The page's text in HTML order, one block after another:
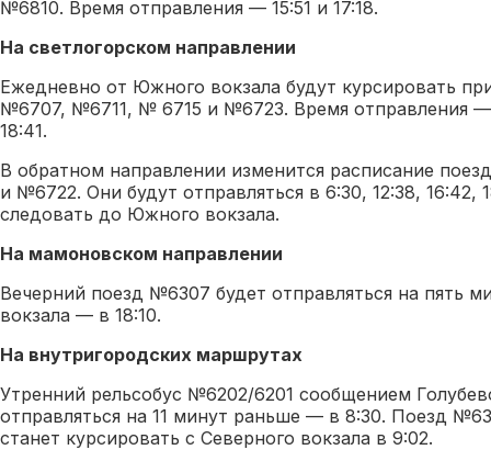
№6810. Время отправления — 15:51 и 17:18.
На светлогорском направлении
Ежедневно от Южного вокзала будут курсировать
№6707, №6711, № 6715 и №6723. Время отправления —
18:41.
В обратном направлении изменится расписание
и №6722. Они будут отправляться в 6:30, 12:38, 16:42,
следовать до Южного вокзала.
На мамоновском направлении
Вечерний поезд №6307 будет отправляться на пять
вокзала — в 18:10.
На внутригородских маршрутах
Утренний рельсобус №6202/6201 сообщением
отправляться на 11 минут раньше — в 8:30. Поезд
станет курсировать с Северного вокзала в 9:02.